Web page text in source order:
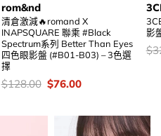
rom&nd
清倉激減🔥romand X
INAPSQUARE 聯乘 #Black
Spectrum系列 Better Than Eyes
四色眼影盤 (#B01-B03) – 3色選
擇
價
錢：
$128.00 Original
price
$128.00.
$76.00Current
$76.00.
影
價
錢
$